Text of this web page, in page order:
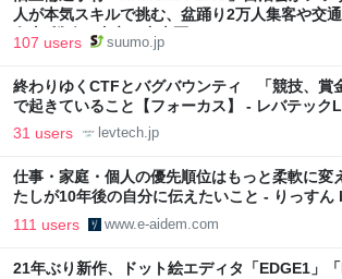
人が本気スキルで挑む、盆踊り2万人集客や交
向上”戦略 東京・中央区
107 users suumo.jp
終わりゆくCTFとバグバウンティ 「競技、賞
で起きていること【フォーカス】 - レバテック
31 users levtech.jp
仕事・家庭・個人の優先順位はもっと柔軟に変
たしが10年後の自分に伝えたいこと - りっすん
111 users www.e-aidem.com
21年ぶり新作、ドット絵エディタ「EDGE1」「